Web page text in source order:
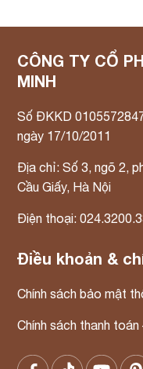
CÔNG TY CỔ
MINH
Số ĐKKD
ngày 17/10/2011
Địa chỉ: Số 3, ngõ 2,
Cầu Giấy, Hà Nội
Điện thoại:
Điều khoản &
Chính sách bảo mật
Chính sách thanh toán